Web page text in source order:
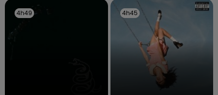
4h49
4h49 4h45
4h45